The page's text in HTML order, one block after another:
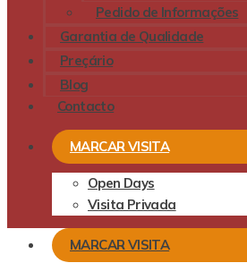
Pedido de Informações
Garantia de Qualidade
Preçário
Blog
Contacto
MARCAR VISITA
Open Days
Visita Privada
MARCAR VISITA